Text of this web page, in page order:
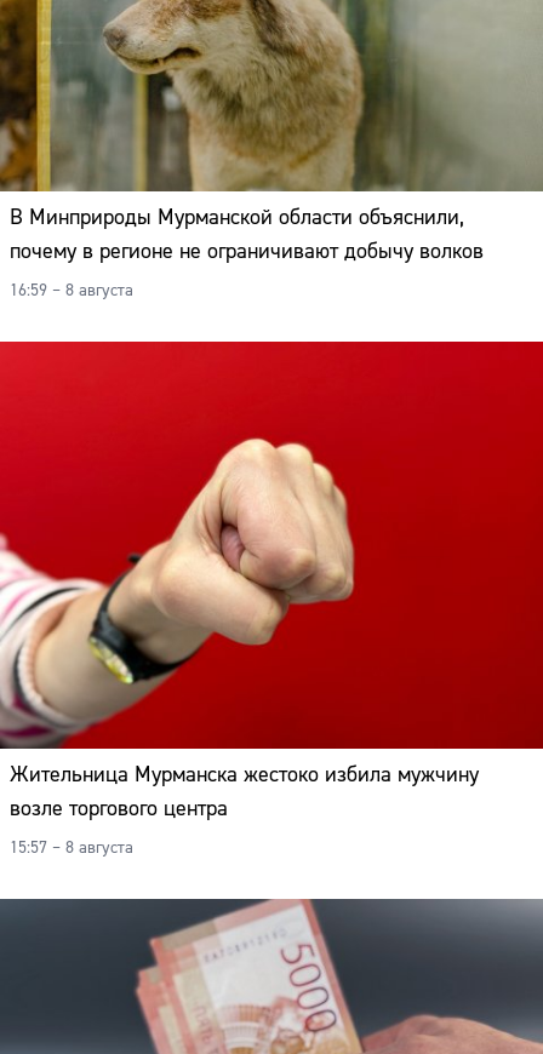
В Минприроды Мурманской области объяснили,
почему в регионе не ограничивают добычу волков
16:59 – 8 августа
Жительница Мурманска жестоко избила мужчину
возле торгового центра
15:57 – 8 августа
Сайт: